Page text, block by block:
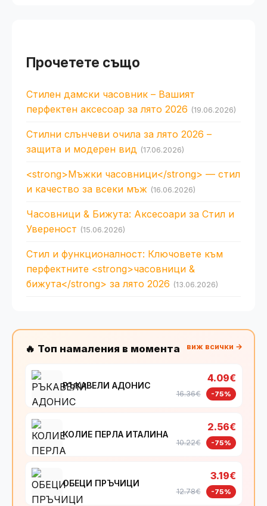
Прочетете също
Стилен дамски часовник – Вашият
перфектен аксесоар за лято 2026 (19.06.2026)
Стилни слънчеви очила за лято 2026 –
защита и модерен вид (17.06.2026)
<strong>Мъжки часовници</strong> — стил
и качество за всеки мъж (16.06.2026)
Часовници & Бижута: Аксесоари за Стил и
Увереност (15.06.2026)
Стил и функционалност: Ключовете към
перфектните <strong>часовници &
бижута</strong> за лято 2026 (13.06.2026)
🔥 Топ намаления в момента виж всички →
РЪКАВЕЛИ АДОНИС
4.09€
16.36€ -75%
КОЛИЕ ПЕРЛА ИТАЛИНА
2.56€
10.22€ -75%
ОБЕЦИ ПРЪЧИЦИ
3.19€
12.78€ -75%